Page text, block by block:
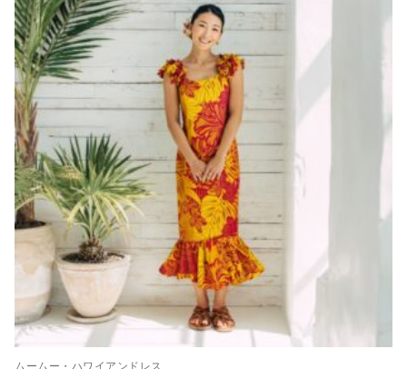
来店試着
お客様の声
お問い合わせ
来店レンタル
検
索:
ムームー・ハワイアンドレス